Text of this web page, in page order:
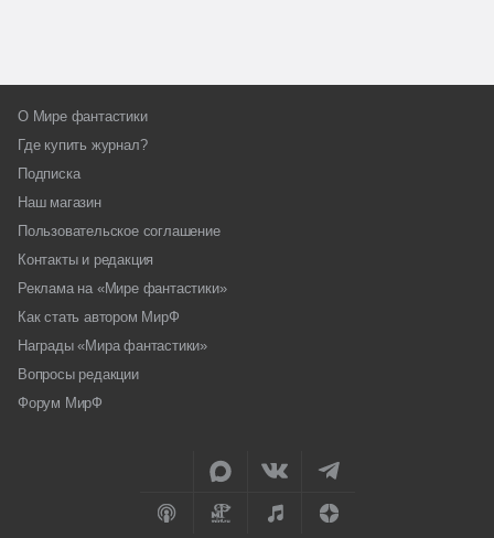
О Мире фантастики
Где купить журнал?
Подписка
Наш магазин
Пользовательское соглашение
Контакты и редакция
Реклама на «Мире фантастики»
Как стать автором МирФ
Награды «Мира фантастики»
Вопросы редакции
Форум МирФ